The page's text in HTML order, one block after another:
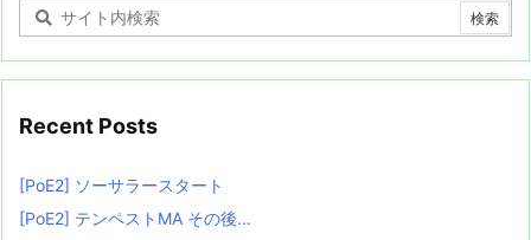
Recent Posts
[PoE2] ソーサラースタート
[PoE2] テンペストMA その後…